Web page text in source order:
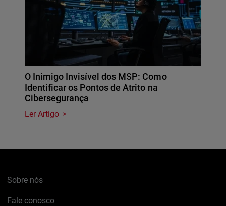
O Inimigo Invisível dos MSP: Como
Identificar os Pontos de Atrito na
Cibersegurança
Ler Artigo
Sobre nós
Fale conosco